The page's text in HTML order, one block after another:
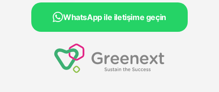
WhatsApp ile iletişime geçin